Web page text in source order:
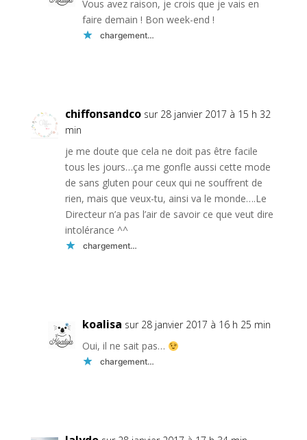
Vous avez raison, je crois que je vais en
faire demain ! Bon week-end !
chargement…
chiffonsandco sur 28 janvier 2017 à 15 h 32
min
je me doute que cela ne doit pas être facile
tous les jours…ça me gonfle aussi cette mode
de sans gluten pour ceux qui ne souffrent de
rien, mais que veux-tu, ainsi va le monde….Le
Directeur n’a pas l’air de savoir ce que veut dire
intolérance ^^
chargement…
koalisa sur 28 janvier 2017 à 16 h 25 min
Oui, il ne sait pas…
chargement…